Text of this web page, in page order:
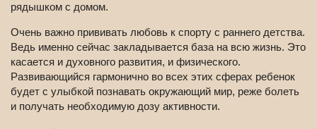
рядышком с домом.
Очень важно прививать любовь к спорту с раннего детства.
Ведь именно сейчас закладывается база на всю жизнь. Это
касается и духовного развития, и физического.
Развивающийся гармонично во всех этих сферах ребенок
будет с улыбкой познавать окружающий мир, реже болеть
и получать необходимую дозу активности.